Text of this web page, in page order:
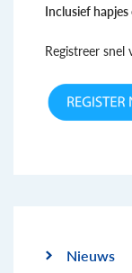
Inclusief
Registreer snel
Nieuws